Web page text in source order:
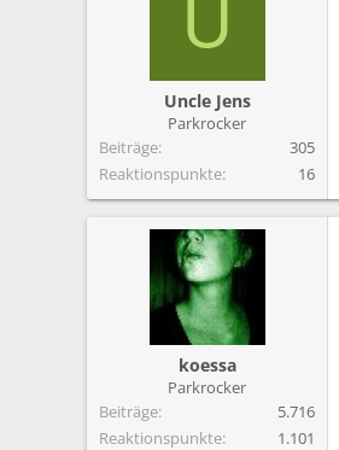
U
Uncle Jens
Parkrocker
Beiträge
305
Reaktionspunkte
16
koessa
Parkrocker
Beiträge
5.716
Reaktionspunkte
1.101